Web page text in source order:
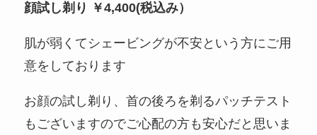
顔試し剃り ￥4,400(税込み）
肌が弱くてシェービングが不安という方にご用
意をしております
お顔の試し剃り、首の後ろを剃るパッチテスト
もございますのでご心配の方も安心だと思いま